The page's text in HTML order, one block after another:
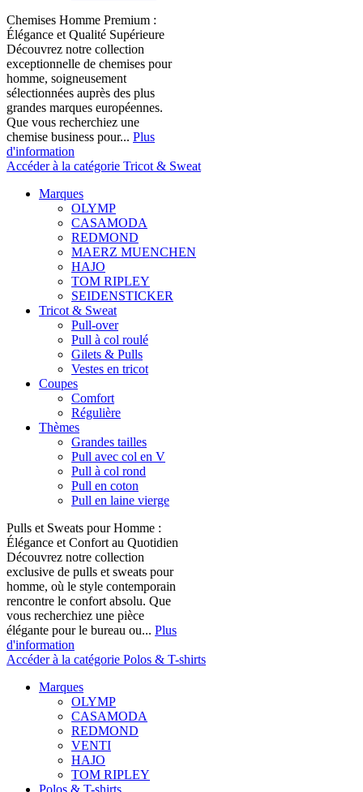
Chemises Homme Premium :
Élégance et Qualité Supérieure
Découvrez notre collection
exceptionnelle de chemises pour
homme, soigneusement
sélectionnées auprès des plus
grandes marques européennes.
Que vous recherchiez une
chemise business pour... Plus
d'information
Accéder à la catégorie Tricot & Sweat
Marques
OLYMP
CASAMODA
REDMOND
MAERZ MUENCHEN
HAJO
TOM RIPLEY
SEIDENSTICKER
Tricot & Sweat
Pull-over
Pull à col roulé
Gilets & Pulls
Vestes en tricot
Coupes
Comfort
Régulière
Thèmes
Grandes tailles
Pull avec col en V
Pull à col rond
Pull en coton
Pull en laine vierge
Pulls et Sweats pour Homme :
Élégance et Confort au Quotidien
Découvrez notre collection
exclusive de pulls et sweats pour
homme, où le style contemporain
rencontre le confort absolu. Que
vous recherchiez une pièce
élégante pour le bureau ou... Plus
d'information
Accéder à la catégorie Polos & T-shirts
Marques
OLYMP
CASAMODA
REDMOND
VENTI
HAJO
TOM RIPLEY
Polos & T-shirts